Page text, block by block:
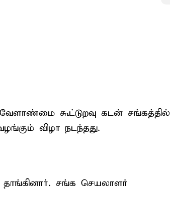
கூட்டுறவு கடன் சங்கத்தில்
விழா நடந்தது.
சங்க செயலாளர்